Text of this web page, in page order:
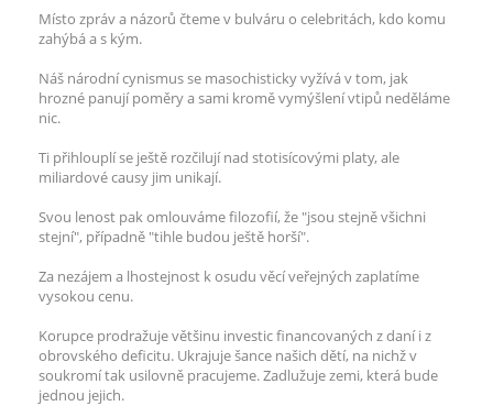
Místo zpráv a názorů čteme v bulváru o celebritách, kdo komu
zahýbá a s kým.
Náš národní cynismus se masochisticky vyžívá v tom, jak
hrozné panují poměry a sami kromě vymýšlení vtipů neděláme
nic.
Ti přihlouplí se ještě rozčilují nad stotisícovými platy, ale
miliardové causy jim unikají.
Svou lenost pak omlouváme filozofií, že "jsou stejně všichni
stejní", případně "tihle budou ještě horší".
Za nezájem a lhostejnost k osudu věcí veřejných zaplatíme
vysokou cenu.
Korupce prodražuje většinu investic financovaných z daní i z
obrovského deficitu. Ukrajuje šance našich dětí, na nichž v
soukromí tak usilovně pracujeme. Zadlužuje zemi, která bude
jednou jejich.